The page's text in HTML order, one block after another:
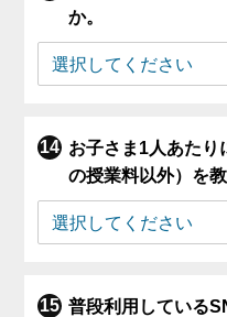
か。
お子さま1人あたり
の授業料以外）を
普段利用している